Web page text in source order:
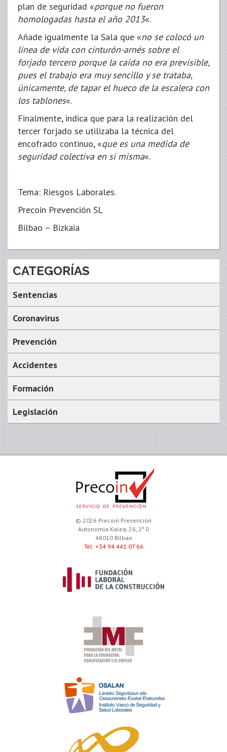
plan de seguridad «porque no fueron
homologadas hasta el año 2013«.
Añade igualmente la Sala que «no se colocó un
línea de vida con cinturón-arnés sobre el
forjado tercero porque la caída no era previsible,
pues el trabajo era muy sencillo y se trataba,
únicamente, de tapar el hueco de la escalera con
los tablones«.
Finalmente, indica que para la realización del
tercer forjado se utilizaba la técnica del
encofrado continuo, «que es una medida de
seguridad colectiva en sí misma«.
Tema: Riesgos Laborales.
Precoin Prevención SL
Bilbao – Bizkaia
CATEGORÍAS
Sentencias
Coronavirus
Prevención
Accidentes
Formación
Legislación
© 2026 Precoin Prevención
Autonomia Kalea, 26, 2º D
48010 Bilbao
Tel: +34 94 441 07 66